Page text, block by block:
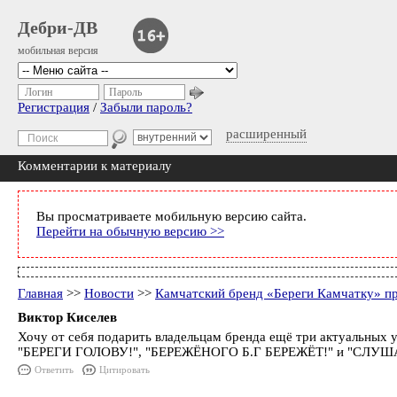
Дебри-ДВ
мобильная версия
расширенный
Логин Пароль
Регистрация / Забыли пароль?
Комментарии к материалу
Вы просматриваете мобильную версию сайта.
Перейти на обычную версию >>
Главная >> Новости >> Камчатский бренд «Береги Камчатку»
Виктор Киселев
Хочу от себя подарить владельцам бренда ещё три актуальных
"БЕРЕГИ ГОЛОВУ!", "БЕРЕЖЁНОГО Б.Г БЕРЕЖЁТ!" и
Ответить Цитировать